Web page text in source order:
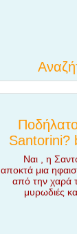
Santorini?
Ναι , η
αποκτά μια
από την χαρά
μυρωδιές